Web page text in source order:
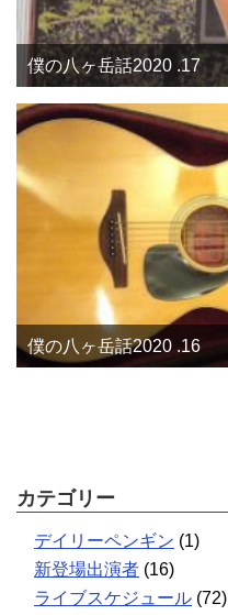
僕の八ヶ岳話2020 .17
僕の八ヶ岳話2020 .16
カテゴリー
デイリーペンギン (1)
新登場出演者 (16)
ライブスケジュール (72)